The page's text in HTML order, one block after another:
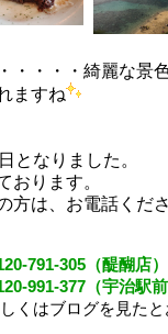
・・・・綺麗な景
ますね
となりました。
おります。
方は、お電話くださ
791-305（醍醐店）
991-377（宇治駅前
くはブログを見た